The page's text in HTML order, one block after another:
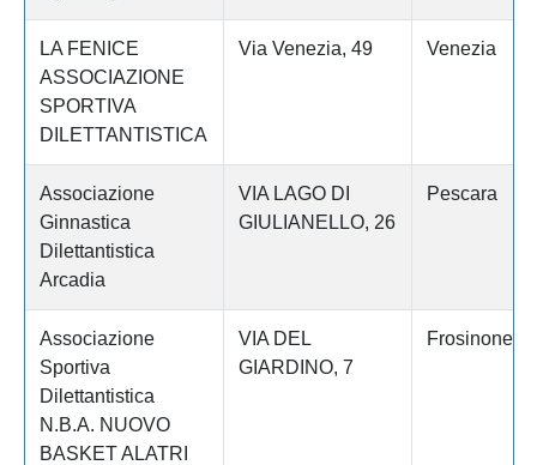
LA FENICE
ASSOCIAZIONE
SPORTIVA
DILETTANTISTICA
Via Venezia, 49 Venezia
Associazione
Ginnastica
Dilettantistica
Arcadia
VIA LAGO DI
GIULIANELLO, 26
Pescara
Associazione
Sportiva
Dilettantistica
N.B.A. NUOVO
BASKET ALATRI
VIA DEL
GIARDINO, 7
Frosinone